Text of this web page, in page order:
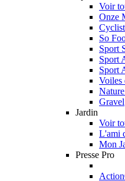
Voir
Onze
Cyclist
So
Sport
Sport
Sport
Voiles
Gravel
Jardin
Voir
L'ami
Mon
Presse Pro